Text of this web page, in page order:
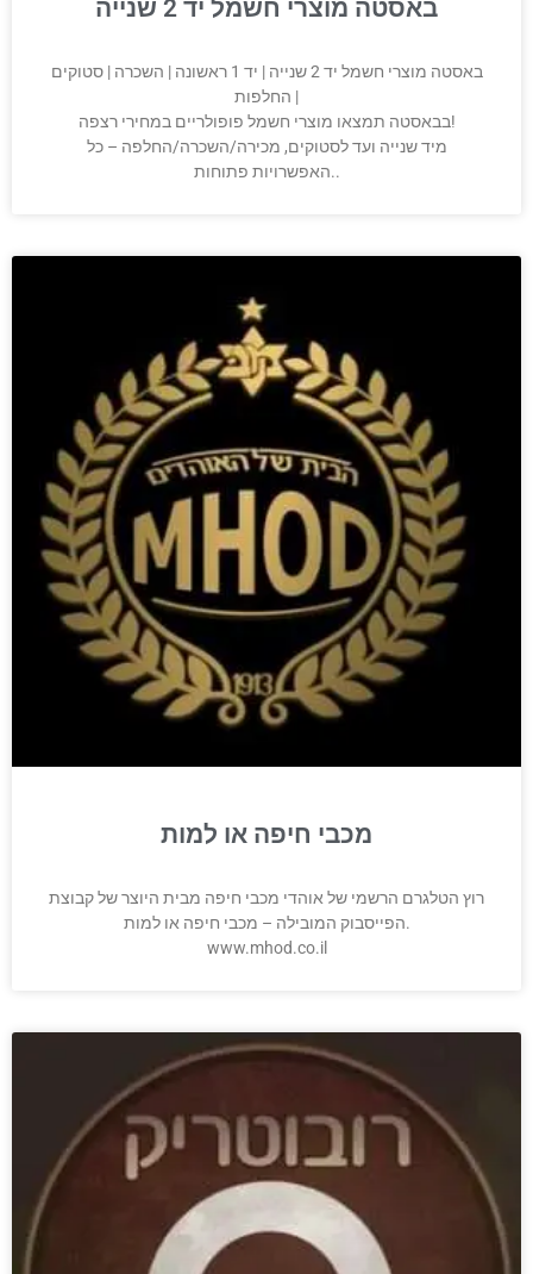
באסטה מוצרי חשמל יד 2 שנייה
באסטה מוצרי חשמל יד 2 שנייה | יד 1 ראשונה | השכרה | סטוקים
| החלפות
בבאסטה תמצאו מוצרי חשמל פופולריים במחירי רצפה!
מיד שנייה ועד לסטוקים, מכירה/השכרה/החלפה – כל
האפשרויות פתוחות..
מכבי חיפה או למות
רוץ הטלגרם הרשמי של אוהדי מכבי חיפה מבית היוצר של קבוצת
הפייסבוק המובילה – מכבי חיפה או למות.
www.mhod.co.il